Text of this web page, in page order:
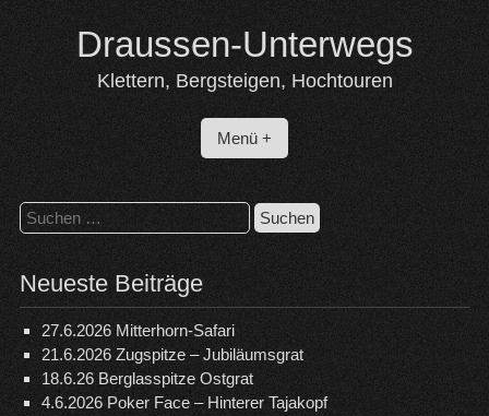
content
Draussen-Unterwegs
Klettern, Bergsteigen, Hochtouren
Menü +
Suchen
nach:
Neueste Beiträge
27.6.2026 Mitterhorn-Safari
21.6.2026 Zugspitze – Jubiläumsgrat
18.6.26 Berglasspitze Ostgrat
4.6.2026 Poker Face – Hinterer Tajakopf